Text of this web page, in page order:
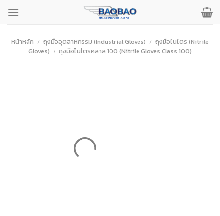
เนื้อหาหน้าหลัก / ถุงมืออุตสาหกรรม (Industrial Gloves) / ถุงมือไนไตร (Nitrile
Gloves) / ถุงมือไนไตรคลาส 100 (Nitrile Gloves Class 100)